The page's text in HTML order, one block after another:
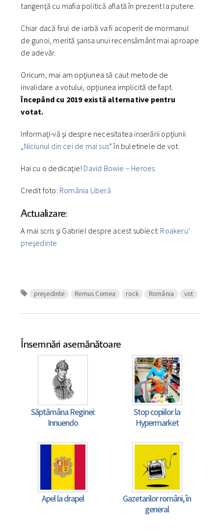
tangenţă cu mafia politică aflată în prezent la putere.
Chiar dacă firul de iarbă va fi acoperit de mormanul
de gunoi, merită şansa unui recensământ mai aproape
de adevăr.
Oricum, mai am opţiunea să caut metode de
invalidare a votului, opţiunea implicită de fapt.
Începând cu 2019 există alternative pentru
votat.
Informaţi-vă şi despre necesitatea inserării opţiunii
Niciunul din cei de mai sus” în buletinele de vot.
Hai cu o dedicaţie! David Bowie – Heroes
Credit foto: România Liberă
Actualizare:
A mai scris şi Gabriel despre acest subiect: Roakeru’
preşedinte
preşedinte Remus Cernea rock România vot
Însemnări asemănătoare
Săptămâna Reginei:
Innuendo
Stop copiilor la
Hypermarket
Apel la drapel
Gazetarilor români, în
general